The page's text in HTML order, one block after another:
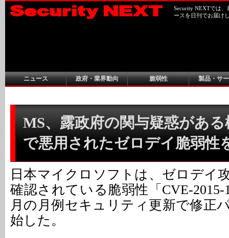
Security NEXTでは
ースを日刊でお届け
ニュース 政府・業界動向 脆弱性 製品・サ
MS、露政府の関与疑惑があ
で悪用されたゼロデイ脆弱性
日本マイクロソフトは、ゼロデイ
確認されている脆弱性「CVE-2015-
月の月例セキュリティ更新で修正
始した。